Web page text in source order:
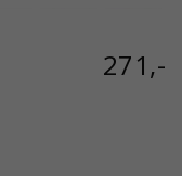
271,-